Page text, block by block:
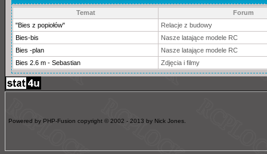
Temat
Forum
"Bies z popiołów"
Relacje z budowy
Bies-bis
Nasze latające modele RC
Bies -plan
Nasze latające modele RC
Bies 2.6 m - Sebastian
Zdjęcia i filmy
Powered by PHP-Fusion copyright © 2002 - 2013 by Nick Jones.